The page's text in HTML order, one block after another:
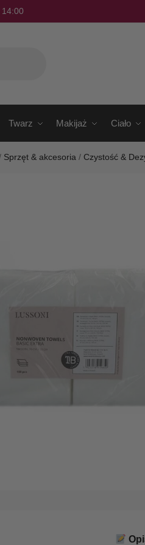
Twarz Makijaż Ciało
Sprzęt & akcesoria /Czystość &